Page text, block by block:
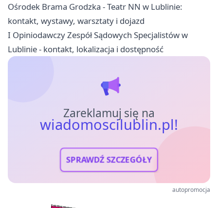
Ośrodek Brama Grodzka - Teatr NN w Lublinie:
kontakt, wystawy, warsztaty i dojazd
I Opiniodawczy Zespół Sądowych Specjalistów w
Lublinie - kontakt, lokalizacja i dostępność
Zareklamuj się na
wiadomoscilublin.pl!
SPRAWDŹ SZCZEGÓŁY
autopromocja